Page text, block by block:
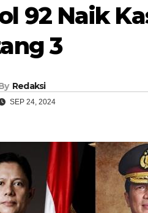
92 Naik
3
Redaksi
SEP 24, 2024